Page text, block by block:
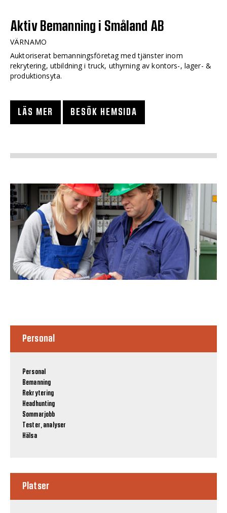
Aktiv Bemanning i Småland AB
VÄRNAMO
Auktoriserat bemanningsföretag med tjänster inom
rekrytering, utbildning i truck, uthyrning av kontors-, lager- &
produktionsyta.
LÄS MER BESÖK HEMSIDA
Personal
Personal
Bemanning
Rekrytering
Headhunting
Sommarjobb
Tester, analyser
Hälsa
Platser